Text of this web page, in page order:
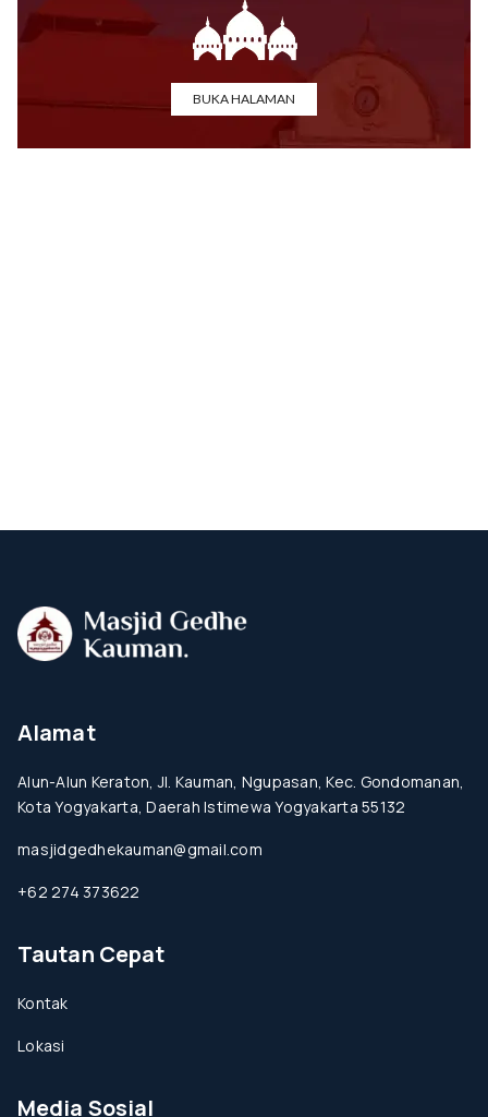
BUKA HALAMAN
Alamat
Alun-Alun Keraton, Jl. Kauman, Ngupasan, Kec. Gondomanan,
Kota Yogyakarta, Daerah Istimewa Yogyakarta 55132
masjidgedhekauman@gmail.com
+62 274 373622
Tautan Cepat
Kontak
Lokasi
Media Sosial